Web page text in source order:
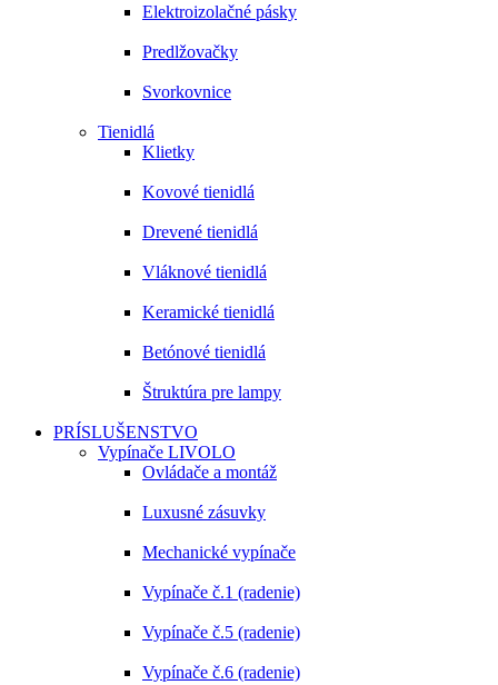
Elektroizolačné pásky
Predlžovačky
Svorkovnice
Tienidlá
Klietky
Kovové tienidlá
Drevené tienidlá
Vláknové tienidlá
Keramické tienidlá
Betónové tienidlá
Štruktúra pre lampy
PRÍSLUŠENSTVO
Vypínače LIVOLO
Ovládače a montáž
Luxusné zásuvky
Mechanické vypínače
Vypínače č.1 (radenie)
Vypínače č.5 (radenie)
Vypínače č.6 (radenie)